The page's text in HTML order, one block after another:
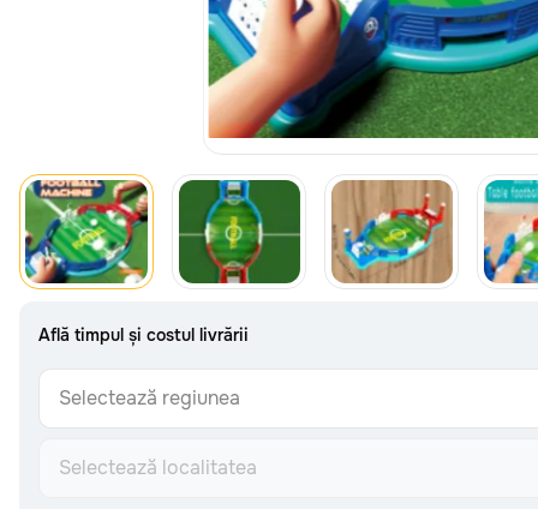
Află timpul și costul livrării
Selectează regiunea
Selectează localitatea
Află timpul și costul livrării
Selectează regiunea
Selectează localitatea
Plata online sigură prin MAIB
Bebeluși
0-2 ani
Fetițe mici 2-4 ani
Băieți mici 2-4 ani
Fetițe preșcolare 4-6 ani
Băieți preșcolari 4-6 ani
Băieți școlari 7+ ani
Văzute recent
INFORMAȚII
Formular de retur